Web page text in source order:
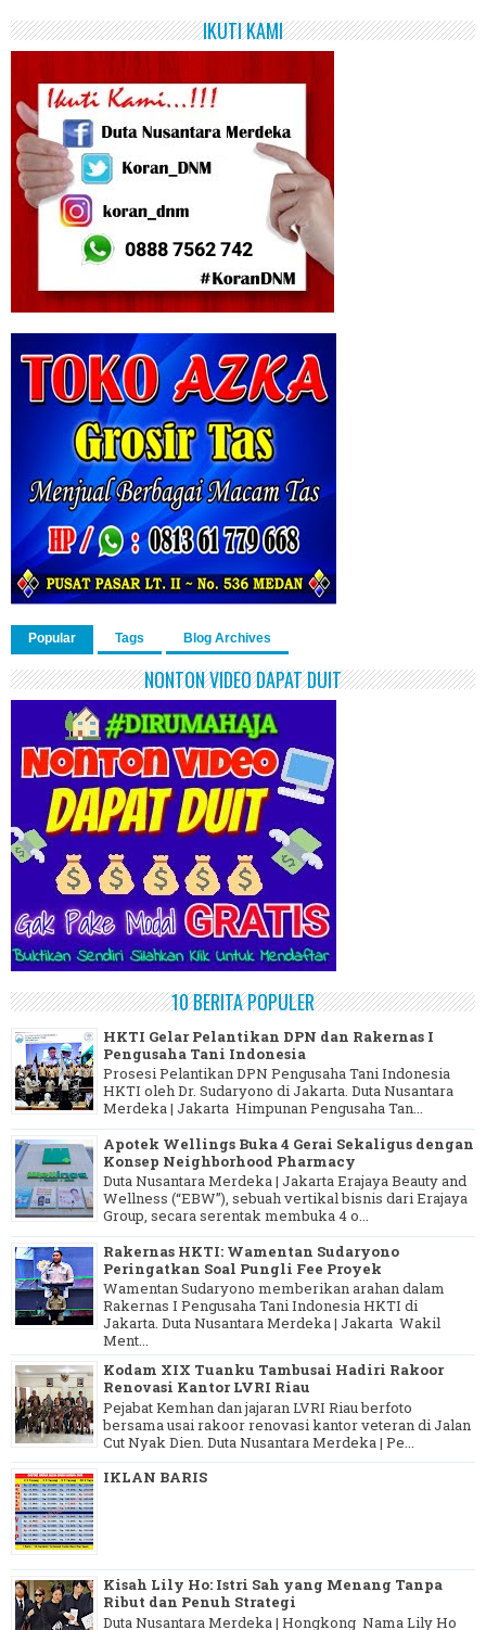
IKUTI KAMI
Popular Tags Blog Archives
NONTON VIDEO DAPAT DUIT
10 BERITA POPULER
HKTI Gelar Pelantikan DPN dan Rakernas I
Pengusaha Tani Indonesia
Prosesi Pelantikan DPN Pengusaha Tani Indonesia
HKTI oleh Dr. Sudaryono di Jakarta. Duta Nusantara
Merdeka | Jakarta Himpunan Pengusaha Tan...
Apotek Wellings Buka 4 Gerai Sekaligus dengan
Konsep Neighborhood Pharmacy
Duta Nusantara Merdeka | Jakarta Erajaya Beauty and
Wellness (“EBW”), sebuah vertikal bisnis dari Erajaya
Group, secara serentak membuka 4 o...
Rakernas HKTI: Wamentan Sudaryono
Peringatkan Soal Pungli Fee Proyek
Wamentan Sudaryono memberikan arahan dalam
Rakernas I Pengusaha Tani Indonesia HKTI di
Jakarta. Duta Nusantara Merdeka | Jakarta Wakil
Ment...
Kodam XIX Tuanku Tambusai Hadiri Rakoor
Renovasi Kantor LVRI Riau
Pejabat Kemhan dan jajaran LVRI Riau berfoto
bersama usai rakoor renovasi kantor veteran di Jalan
Cut Nyak Dien. Duta Nusantara Merdeka | Pe...
IKLAN BARIS
Kisah Lily Ho: Istri Sah yang Menang Tanpa
Ribut dan Penuh Strategi
Duta Nusantara Merdeka | Hongkong Nama Lily Ho